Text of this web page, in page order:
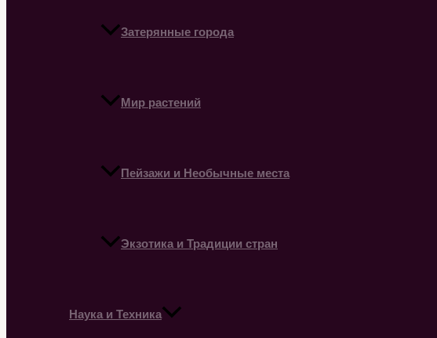
Затерянные города
Мир растений
Пейзажи и Необычные места
Экзотика и Традиции стран
Наука и Техника